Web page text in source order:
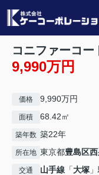
コニファーコ
9,990万円
価格 9,990万円
面積 68.42㎡
築年数 築22年
所在地 東京都豊島区
交通 山手線 「大塚